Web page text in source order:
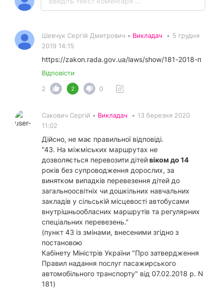
Шевчук Сергій Дмитрович • Викладач • 5 грудня
2019 14:15
https://zakon.rada.gov.ua/laws/show/181-2018-п
Відповісти
2
2 0
Сакович Сергій • Викладач • 13 березня 2020
11:02
Дійсно, не має правильної відповіді.
"43. На міжміських маршрутах не
дозволяється перевозити дітейвіком до 14
років без супроводження дорослих, за
винятком випадків перевезення дітей до
загальноосвітніх чи дошкільних навчальних
закладів у сільській місцевості автобусами
внутрішньообласних маршрутів та регулярних
спеціальних перевезень."
(пункт 43 із змінами, внесеними згідно з
постановою
Кабінету Міністрів України "Про затвердження
Правил надання послуг пасажирського
автомобільного транспорту" від 07.02.2018 р. N
181)